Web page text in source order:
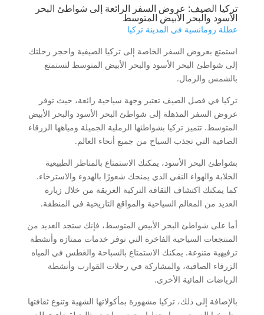
تركيا الصيف: عروض السفر الرائعة إلى شواطئ البحر
الأسود والبحر الأبيض المتوسط
عطلة رومانسية في المدينة تركيا
استمتع بعروض السفر الخاصة إلى تركيا الصيفية واحجز رحلتك
إلى شواطئ البحر الأسود والبحر الأبيض المتوسط لتستمتع
بالشمس والرمال.
تركيا في فصل الصيف تعتبر وجهة سياحية رائعة، حيث توفر
عروض السفر المذهلة إلى شواطئ البحر الأسود والبحر الأبيض
المتوسط. تتميز تركيا بشواطئها الرملية الجميلة ومياهها الزرقاء
الصافية التي تجذب السياح من جميع أنحاء العالم.
بشواطئ البحر الأسود، يمكنك الاستمتاع بالمناظر الطبيعية
الخلابة والهواء النقي الذي يمنحك شعورًا بالهدوء والاسترخاء.
كما يمكنك اكتشاف الثقافة التركية العريقة من خلال زيارة
العديد من المعالم السياحية والمواقع التاريخية في المنطقة.
أما على شواطئ البحر الأبيض المتوسط، فإنك ستجد العديد من
المنتجعات السياحية الفاخرة التي توفر خدمات ممتازة وأنشطة
ترفيهية متنوعة. يمكنك الاستمتاع بالسباحة والغطس في المياه
الزرقاء الصافية، والمشاركة في رحلات القوارب وأنشطة
الرياضات المائية الأخرى.
بالإضافة إلى ذلك، تركيا مشهورة بمأكولاتها الشهية وتنوع ثقافتها